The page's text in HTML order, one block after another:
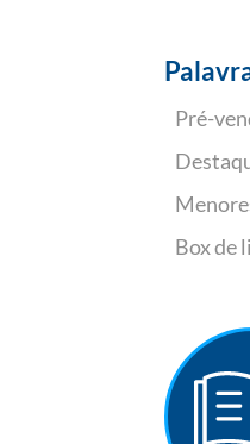
Pré-
Box de